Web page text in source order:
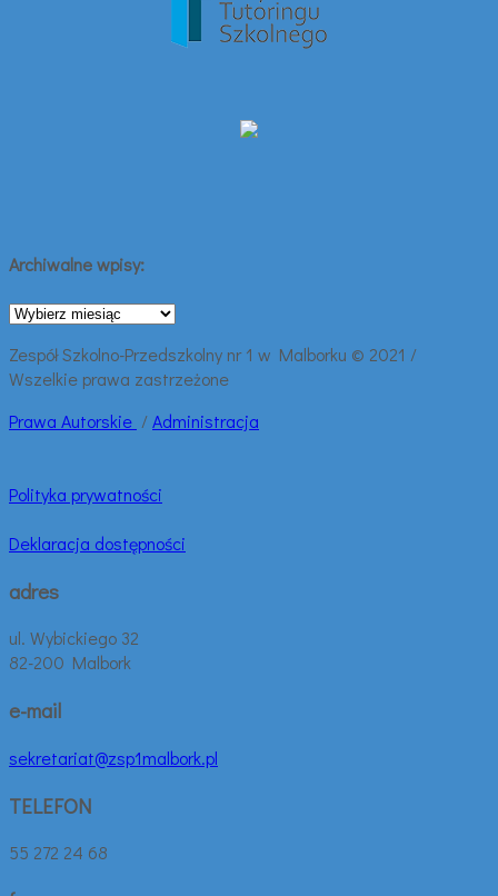
Archiwalne wpisy:
Archiwalne
Zespół Szkolno-Przedszkolny nr 1 w Malborku © 2021 /
Wszelkie prawa zastrzeżone
Prawa Autorskie /Administracja
Polityka prywatności
Deklaracja dostępności
adres
ul. Wybickiego 32
82-200 Malbork
e-mail
sekretariat@zsp1malbork.pl
TELEFON
55 272 24 68